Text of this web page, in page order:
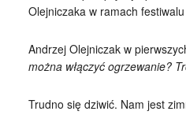
Olejniczaka w ramach
Andrzej Olejniczak w
można włączyć ogrzewanie?
Trudno się dziwić. Nam jest